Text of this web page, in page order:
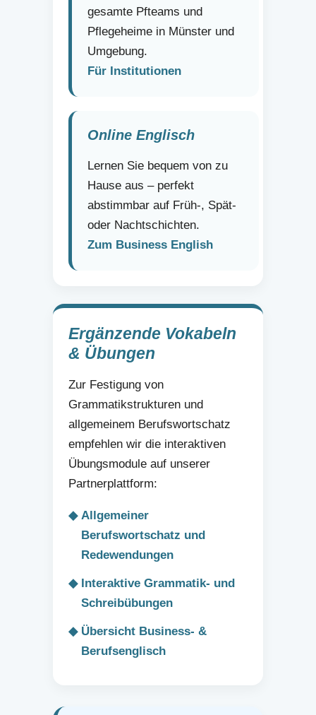
gesamte Pfteams und
Pflegeheime in Münster und
Umgebung.
Für Institutionen
Online Englisch
Lernen Sie bequem von zu
Hause aus – perfekt
abstimmbar auf Früh-, Spät-
oder Nachtschichten.
Zum Business English
Ergänzende Vokabeln
& Übungen
Zur Festigung von
Grammatikstrukturen und
allgemeinem Berufswortschatz
empfehlen wir die interaktiven
Übungsmodule auf unserer
Partnerplattform:
Allgemeiner
Berufswortschatz und
Redewendungen
Interaktive Grammatik- und
Schreibübungen
Übersicht Business- &
Berufsenglisch